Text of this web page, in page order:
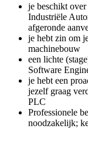
je beschikt
Industriële
afgeronde
je hebt zin om
machinebouw
een lichte
Software
je hebt een
jezelf graag
PLC
Professionele
noodzakelijk;